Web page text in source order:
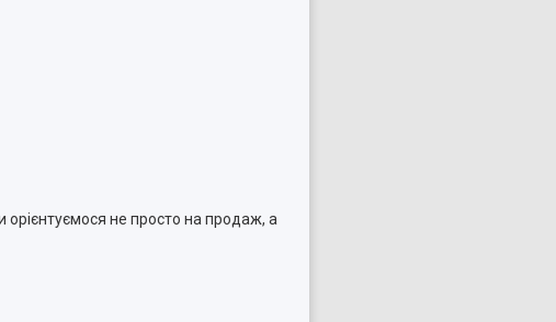
орієнтуємося не просто на продаж, а